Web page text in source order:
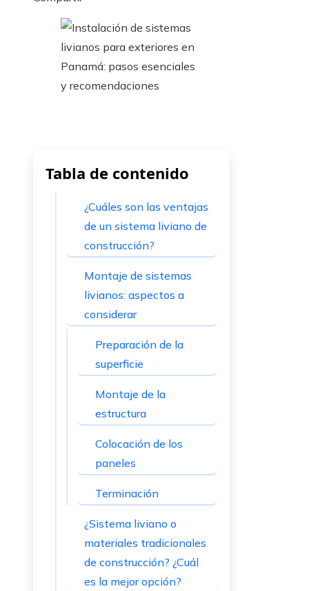
Tabla de contenido
¿Cuáles son las ventajas
de un sistema liviano de
construcción?
Montaje de sistemas
livianos: aspectos a
considerar
Preparación de la
superficie
Montaje de la
estructura
Colocación de los
paneles
Terminación
¿Sistema liviano o
materiales tradicionales
de construcción? ¿Cuál
es la mejor opción?